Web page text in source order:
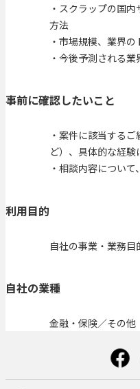
・スクラップの国
方法
・市場規模、業界
・今後予測される
事前に確認したいこと
・案件に該当する
ど）、具体的な経験
・相談内容につい
利用目的
自社の事業・業務目
自社の業種
金融・保険／その他